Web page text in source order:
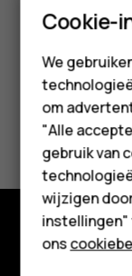
HMD
Voor
Tablets
Shop
Was deze
Ja Nee
Shop
Cookie-
We
om
"Alle
gebruik van
wijzigen
instellingen"
ons